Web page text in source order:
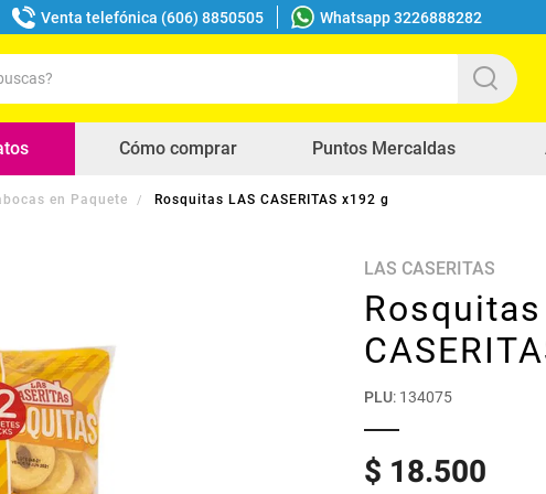
Venta telefónica (606) 8850505 Whatsapp 3226888282
Cómo comprar Puntos Mercaldas
en Paquete Rosquitas LAS CASERITAS x192 g
LAS CASERITAS
Rosquitas
PLU: 134075
$ 18.500
buscados